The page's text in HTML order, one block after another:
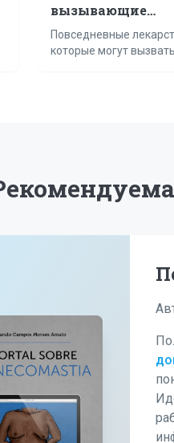
вызывающие
гинекомастию
Повседневные
которые могут вызвать